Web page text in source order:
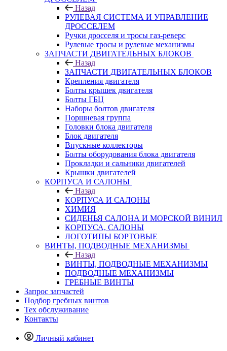
Назад
РУЛЕВАЯ СИСТЕМА И УПРАВЛЕНИЕ
ДРОССЕЛЕМ
Ручки дросселя и тросы газ-реверс
Рулевые тросы и рулевые механизмы
ЗАПЧАСТИ ДВИГАТЕЛЬНЫХ БЛОКОВ
Назад
ЗАПЧАСТИ ДВИГАТЕЛЬНЫХ БЛОКОВ
Крепления двигателя
Болты крышек двигателя
Болты ГБЦ
Наборы болтов двигателя
Поршневая группа
Головки блока двигателя
Блок двигателя
Впускные коллекторы
Болты оборудования блока двигателя
Прокладки и сальники двигателей
Крышки двигателей
КОРПУСА И САЛОНЫ
Назад
КОРПУСА И САЛОНЫ
ХИМИЯ
СИДЕНЬЯ САЛОНА И МОРСКОЙ ВИНИЛ
КОРПУСА, САЛОНЫ
ЛОГОТИПЫ БОРТОВЫЕ
ВИНТЫ, ПОДВОДНЫЕ МЕХАНИЗМЫ
Назад
ВИНТЫ, ПОДВОДНЫЕ МЕХАНИЗМЫ
ПОДВОДНЫЕ МЕХАНИЗМЫ
ГРЕБНЫЕ ВИНТЫ
Запрос запчастей
Подбор гребных винтов
Тех обслуживание
Контакты
Личный кабинет